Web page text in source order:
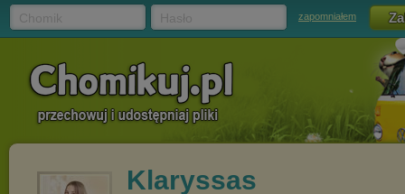
zapomniałem
Klaryssas